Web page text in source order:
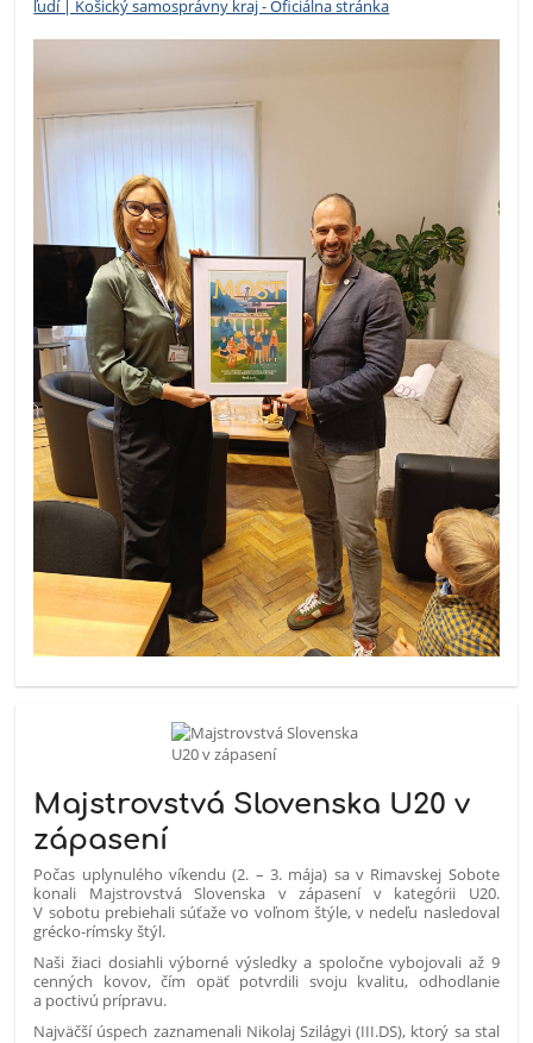
ľudí | Košický samosprávny kraj - Oficiálna stránka
Majstrovstvá Slovenska U20 v
zápasení
Počas uplynulého víkendu (2. – 3. mája) sa v Rimavskej Sobote
konali Majstrovstvá Slovenska v zápasení v kategórii U20.
V sobotu prebiehali súťaže vo voľnom štýle, v nedeľu nasledoval
grécko-rímsky štýl.
Naši žiaci dosiahli výborné výsledky a spoločne vybojovali až 9
cenných kovov, čím opäť potvrdili svoju kvalitu, odhodlanie
a poctivú prípravu.
Najväčší úspech zaznamenali Nikolaj Szilágyi (III.DS), ktorý sa stal